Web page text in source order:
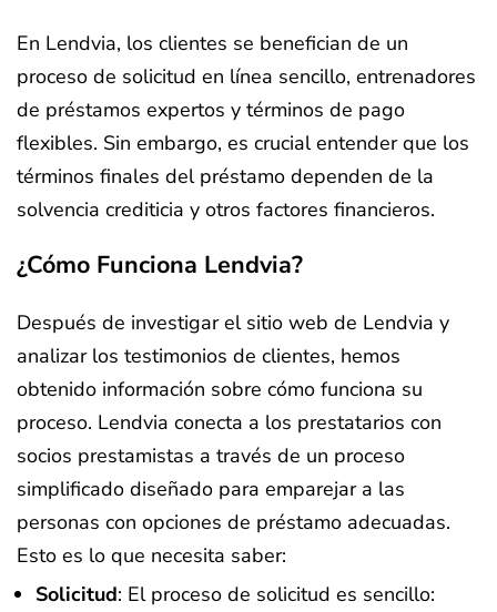
En Lendvia, los clientes se benefician de un
proceso de solicitud en línea sencillo, entrenadores
de préstamos expertos y términos de pago
flexibles. Sin embargo, es crucial entender que los
términos finales del préstamo dependen de la
solvencia crediticia y otros factores financieros.
¿Cómo Funciona Lendvia?
Después de investigar el sitio web de Lendvia y
analizar los testimonios de clientes, hemos
obtenido información sobre cómo funciona su
proceso. Lendvia conecta a los prestatarios con
socios prestamistas a través de un proceso
simplificado diseñado para emparejar a las
personas con opciones de préstamo adecuadas.
Esto es lo que necesita saber:
Solicitud: El proceso de solicitud es sencillo: